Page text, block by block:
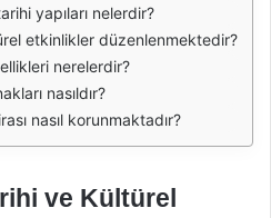
yapıları nelerdir?
etkinlikler düzenlenmektedir?
nerelerdir?
nasıldır?
nasıl korunmaktadır?
ve Kültürel